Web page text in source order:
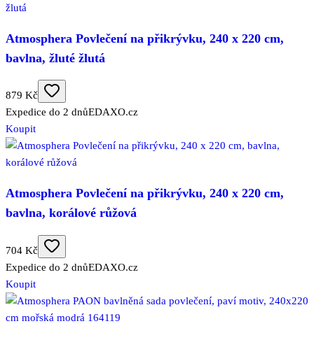
Atmosphera Povlečení na přikrývku, 240 x 220 cm,
bavlna, žluté žlutá
879 Kč
Expedice do 2 dnůEDAXO.cz
Koupit
Atmosphera Povlečení na přikrývku, 240 x 220 cm,
bavlna, korálové růžová
704 Kč
Expedice do 2 dnůEDAXO.cz
Koupit